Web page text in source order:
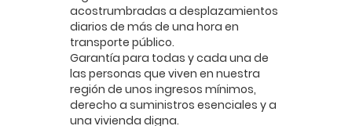
acostrumbradas a desplazamientos
diarios de más de una hora en
transporte público.
Garantía para todas y cada una de
las personas que viven en nuestra
región de unos ingresos mínimos,
derecho a suministros esenciales y a
una vivienda digna.